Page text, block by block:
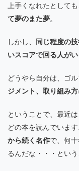
上手くなれたとして
て夢のまた夢。
しかし、 同じ程度の
いスコアで回る人がい
どうやら自分は、ゴル
ジメント、取り組み方
ということで、最近は
どの本を読んでいます
から続く名作で、何
るんだな・・・とい